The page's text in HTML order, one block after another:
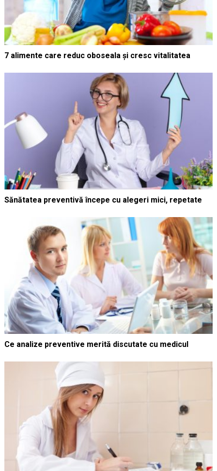
7 alimente care reduc oboseala și cresc vitalitatea
Sănătatea preventivă începe cu alegeri mici, repetate
Ce analize preventive merită discutate cu medicul